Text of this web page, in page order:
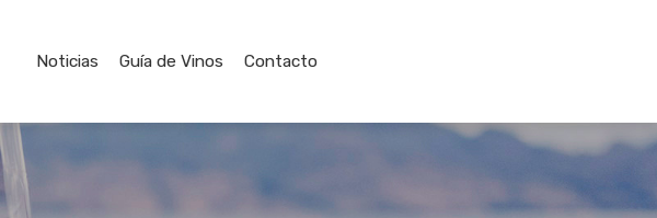
Noticias Guía de Vinos Contacto